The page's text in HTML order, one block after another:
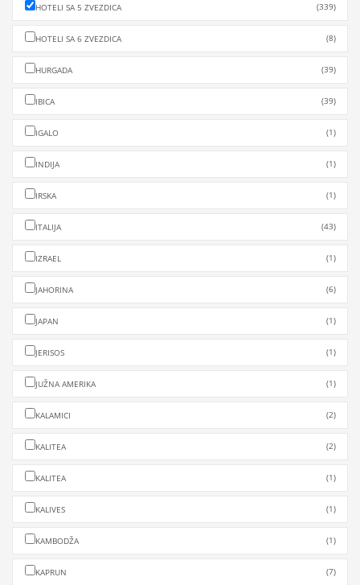
HOTELI SA 5 ZVEZDICA (339)
HOTELI SA 6 ZVEZDICA (8)
HURGADA (39)
IBICA (39)
IGALO (1)
INDIJA (1)
IRSKA (1)
ITALIJA (43)
IZRAEL (1)
JAHORINA (6)
JAPAN (1)
JERISOS (1)
JUŽNA AMERIKA (1)
KALAMICI (2)
KALITEA (2)
KALITEA (1)
KALIVES (1)
KAMBODŽA (1)
KAPRUN (7)